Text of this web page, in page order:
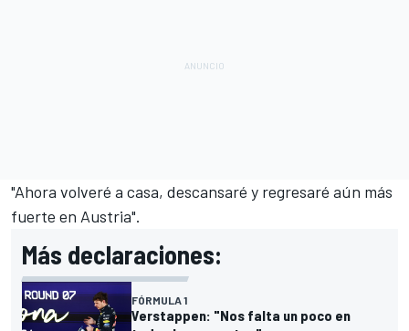
"Ahora volveré a casa, descansaré y regresaré aún más
fuerte en Austria".
Más declaraciones:
FÓRMULA 1
Verstappen: "Nos falta un poco en